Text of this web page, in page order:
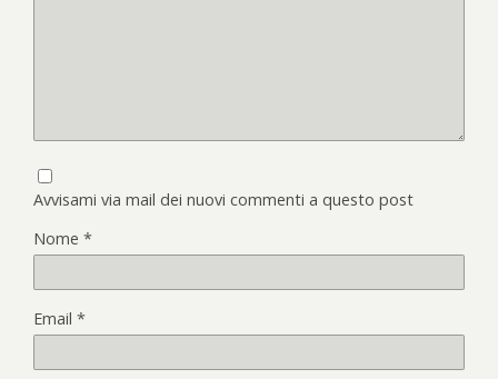
Avvisami via mail dei nuovi commenti a questo post
Nome *
Email *